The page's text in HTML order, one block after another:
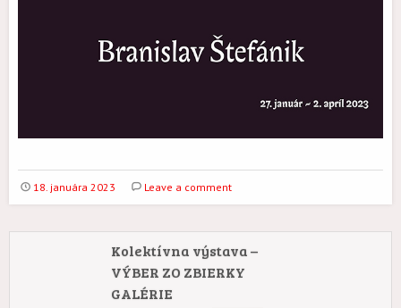
18. januára 2023 Leave a comment
Kolektívna výstava –
VÝBER ZO ZBIERKY
GALÉRIE